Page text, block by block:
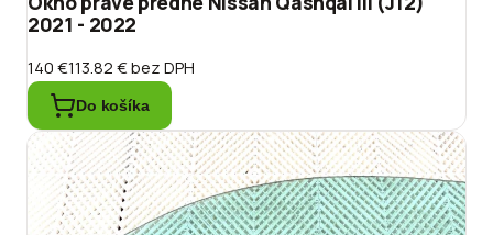
2021 - 2022
140 €113.82 €bez DPH
Do košíka